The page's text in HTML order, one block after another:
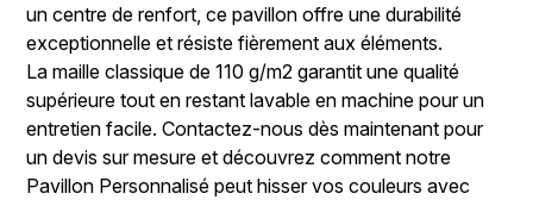
un centre de renfort, ce pavillon offre une durabilité
exceptionnelle et résiste fièrement aux éléments.
La maille classique de 110 g/m2 garantit une qualité
supérieure tout en restant lavable en machine pour un
entretien facile. Contactez-nous dès maintenant pour
un devis sur mesure et découvrez comment notre
Pavillon Personnalisé peut hisser vos couleurs avec